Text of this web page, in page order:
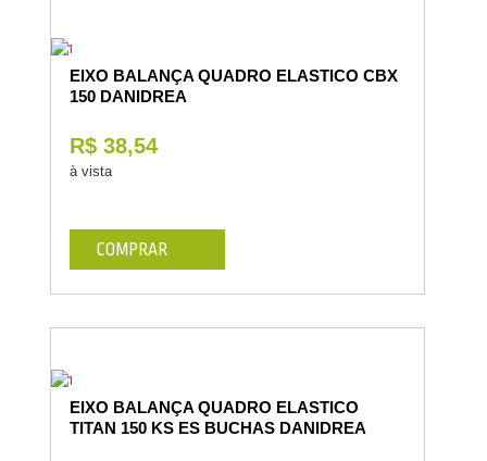
EIXO BALANÇA QUADRO ELASTICO CBX
150 DANIDREA
R$ 38,54
à vista
COMPRAR
EIXO BALANÇA QUADRO ELASTICO
TITAN 150 KS ES BUCHAS DANIDREA